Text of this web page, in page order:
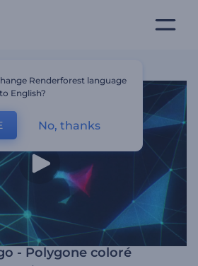
- Polygone coloré
Renderforest language
to English?
No, thanks